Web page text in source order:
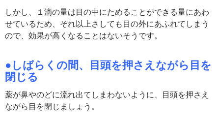
しかし、１滴の量は目の中にためることができる量にあわ
せているため、それ以上さしても目の外にあふれてしまう
ので、効果が高くなることはないそうです。
●しばらくの間、目頭を押さえながら目を
閉じる
薬が鼻やのどに流れ出てしまわないように、目頭を押さえ
ながら目を閉じましょう。